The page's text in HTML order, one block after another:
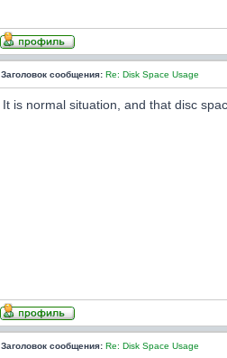
Заголовок сообщения: Re: Disk Space Usage
It is normal situation, and that disc
Заголовок сообщения: Re: Disk Space Usage